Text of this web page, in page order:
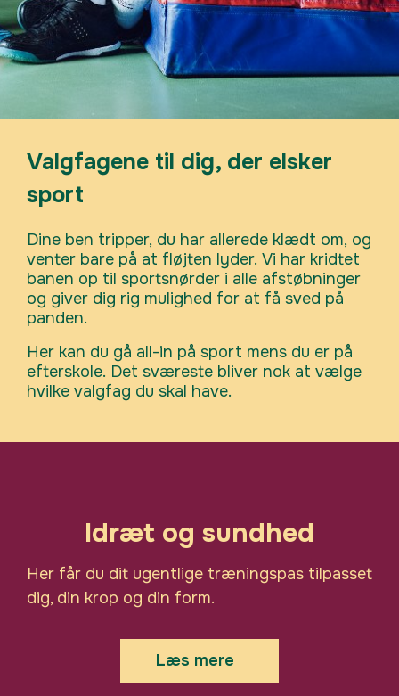
Valgfagene til dig, der elsker
sport
Dine ben tripper, du har allerede klædt om, og
venter bare på at fløjten lyder. Vi har kridtet
banen op til sportsnørder i alle afstøbninger
og giver dig rig mulighed for at få sved på
panden.
Her kan du gå all-in på sport mens du er på
efterskole. Det sværeste bliver nok at vælge
hvilke valgfag du skal have.
Idræt og sundhed
Her får du dit ugentlige træningspas tilpasset
dig, din krop og din form.
Læs mere
muskler eller et andet specifikt mål, vil
gerne skulle føre dig til målet. For at du
får noget ud af faget, er det vigtigt, at